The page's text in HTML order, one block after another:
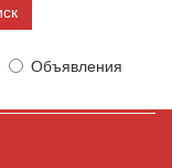
Объявления